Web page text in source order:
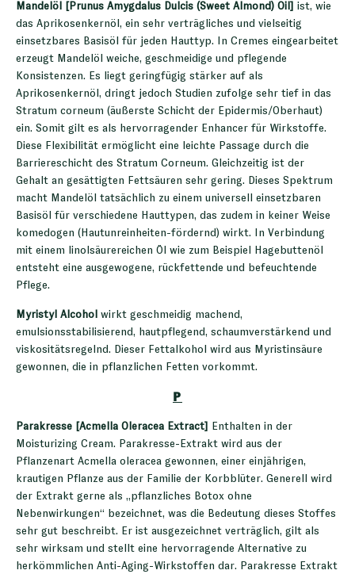
Mandelöl [Prunus Amygdalus Dulcis (Sweet Almond) Oil]
ist, wie
das Aprikosenkernöl, ein sehr verträgliches und vielseitig
einsetzbares Basisöl für jeden Hauttyp. In Cremes eingearbeitet
erzeugt Mandelöl weiche, geschmeidige und pflegende
Konsistenzen. Es liegt geringfügig stärker auf als
Aprikosenkernöl, dringt jedoch Studien zufolge sehr tief in das
Stratum corneum (äußerste Schicht der Epidermis/Oberhaut)
ein. Somit gilt es als hervorragender Enhancer für Wirkstoffe.
Diese Flexibilität ermöglicht eine leichte Passage durch die
Barriereschicht des Stratum Corneum. Gleichzeitig ist der
Gehalt an gesättigten Fettsäuren sehr gering. Dieses Spektrum
macht Mandelöl tatsächlich zu einem universell einsetzbaren
Basisöl für verschiedene Hauttypen, das zudem in keiner Weise
komedogen (Hautunreinheiten-fördernd) wirkt. In Verbindung
mit einem linolsäurereichen Öl wie zum Beispiel Hagebuttenöl
entsteht eine ausgewogene, rückfettende und befeuchtende
Pflege.
Myristyl Alcohol wirkt geschmeidig machend,
emulsionsstabilisierend, hautpflegend, schaumverstärkend und
viskositätsregelnd. Dieser Fettalkohol wird aus Myristinsäure
gewonnen, die in pflanzlichen Fetten vorkommt.
P
Parakresse [Acmella Oleracea Extract]
Enthalten in der
Moisturizing Cream. Parakresse-Extrakt wird aus der
Pflanzenart Acmella oleracea gewonnen, einer einjährigen,
krautigen Pflanze aus der Familie der Korbblüter. Generell wird
der Extrakt gerne als „pflanzliches Botox ohne
Nebenwirkungen“ bezeichnet, was die Bedeutung dieses Stoffes
sehr gut beschreibt. Er ist ausgezeichnet verträglich, gilt als
sehr wirksam und stellt eine hervorragende Alternative zu
herkömmlichen Anti-Aging-Wirkstoffen dar. Parakresse Extrakt